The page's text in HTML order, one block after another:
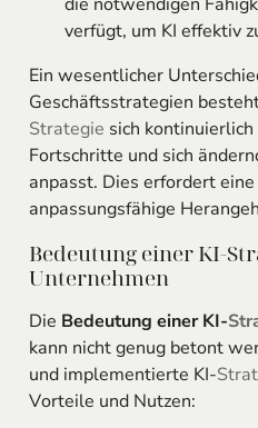
verfügt, um KI effektiv
Ein wesentlicher
Geschäftsstrategien
Strategie sich
Fortschritte und sich
anpasst. Dies erfordert
anpassungsfähige
Bedeutung einer KI-
Unternehmen
Die Bedeutung einer KI-
kann nicht genug betont
und implementierte KI-
Vorteile und Nutzen: